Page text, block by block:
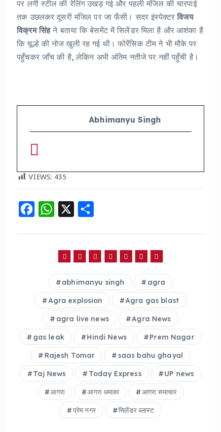
पर लगी स्टील की रेलिंग उखड़ गई और पहली मंजिल की चारपाई
तक उछलकर दूसरी मंजिल पर जा फँसी। सदर इंस्पेक्टरविजय
विक्रम सिंहने बताया कि बेसमेंट में सिलेंडर मिला है और आशंका है
कि चूल्हे की नोज खुली रह गई थी। फोरेंसिक टीम ने भी मौके पर
पहुँचकर जाँच की है, लेकिन अभी अंतिम नतीजे पर नहीं पहुँची है।
Abhimanyu Singh
VIEWS: 435
F
c
o
o
k
W
a
ts
A
p
p
X
a
re
abhimanyu singh agra
Agra explosion Agra gas blast
agra live news Agra News
gas leak Hindi News Prem Nagar
Rajesh Tomar saas bahu ghayal
Taj News Today Express UP news
आगरा आगरा धमाका आगरा समाचार
प्रेम नगर सिलेंडर ब्लास्ट